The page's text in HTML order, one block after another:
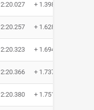
2:20.027 + 1.398
2:20.257 + 1.628
2:20.323 + 1.694
2:20.366 + 1.737
2:20.380 + 1.751